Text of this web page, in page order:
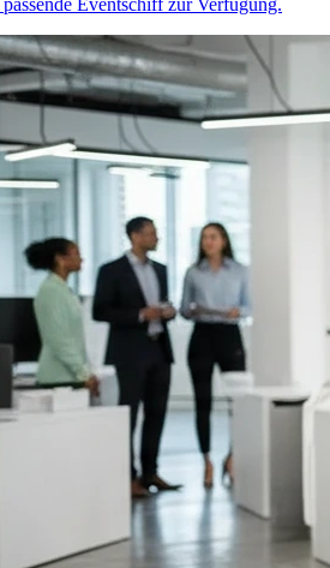
Eventschiff zur Verfügung.